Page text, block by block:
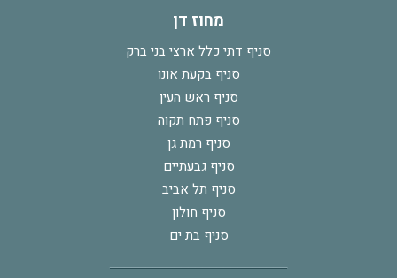
מחוז דן
סניף דתי כלל ארצי בני ברק
סניף בקעת אונו
סניף ראש העין
סניף פתח תקוה
סניף רמת גן
סניף גבעתיים
סניף תל אביב
סניף חולון
סניף בת ים